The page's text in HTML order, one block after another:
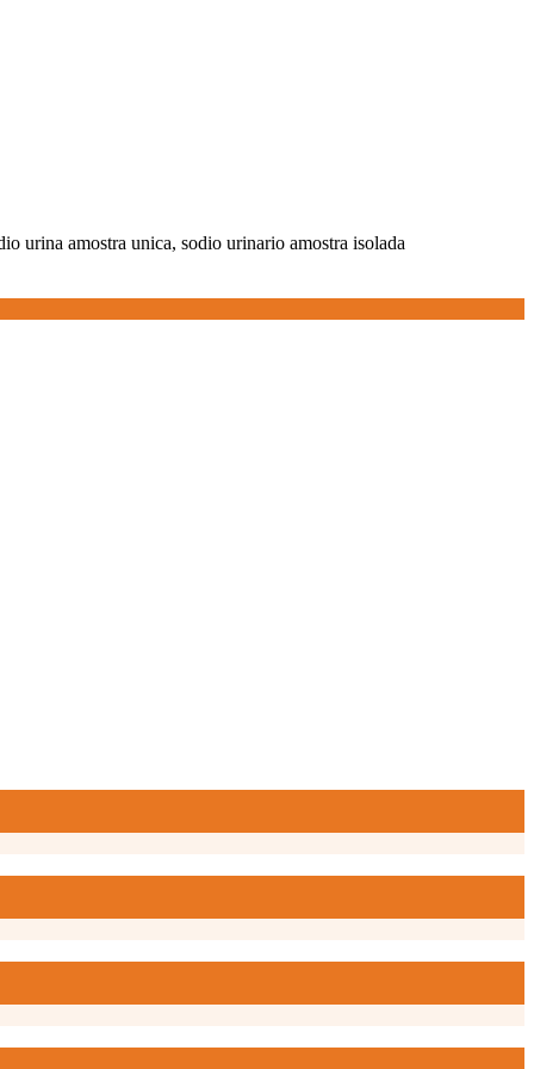
urina amostra unica, sodio urinario amostra isolada